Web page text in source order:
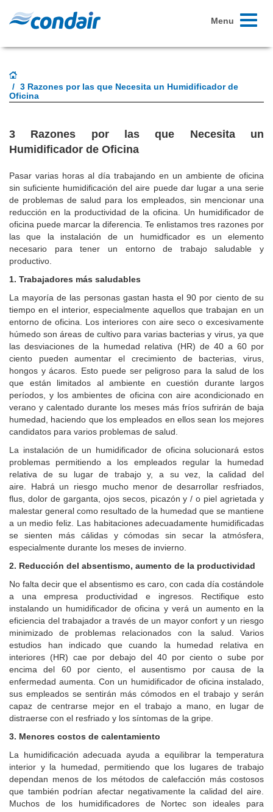
Toggle
Menu
3 Razones por las que Necesita un Humidificador de
Oficina
3 Razones por las que Necesita un
Humidificador de Oficina
Pasar varias horas al día trabajando en un ambiente de oficina
sin suficiente humidificación del aire puede dar lugar a una serie
de problemas de salud para los empleados, sin mencionar una
reducción en la productividad de la oficina. Un humidificador de
oficina puede marcar la diferencia. Te enlistamos tres razones por
las que la instalación de un humidficador es un elemento
necesario para tener un entorno de trabajo saludable y
productivo.
1. Trabajadores más saludables
La mayoría de las personas gastan hasta el 90 por ciento de su
tiempo en el interior, especialmente aquellos que trabajan en un
entorno de oficina. Los interiores con aire seco o excesivamente
húmedo son áreas de cultivo para varias bacterias y virus, ya que
las desviaciones de la humedad relativa (HR) de 40 a 60 por
ciento pueden aumentar el crecimiento de bacterias, virus,
hongos y ácaros. Esto puede ser peligroso para la salud de los
que están limitados al ambiente en cuestión durante largos
períodos, y los ambientes de oficina con aire acondicionado en
verano y calentado durante los meses más fríos sufrirán de baja
humedad, haciendo que los empleados en ellos sean los mejores
candidatos para varios problemas de salud.
La instalación de un humidificador de oficina solucionará estos
problemas permitiendo a los empleados regular la humedad
relativa de su lugar de trabajo y, a su vez, la calidad del
aire. Habrá un riesgo mucho menor de desarrollar resfriados,
flus, dolor de garganta, ojos secos, picazón y / o piel agrietada y
malestar general como resultado de la humedad que se mantiene
a un medio feliz. Las habitaciones adecuadamente humidificadas
se sienten más cálidas y cómodas sin secar la atmósfera,
especialmente durante los meses de invierno.
2. Reducción del absentismo, aumento de la productividad
No falta decir que el absentismo es caro, con cada día costándole
a una empresa productividad e ingresos. Rectifique esto
instalando un humidificador de oficina y verá un aumento en la
eficiencia del trabajador a través de un mayor confort y un riesgo
minimizado de problemas relacionados con la salud. Varios
estudios han indicado que cuando la humedad relativa en
interiores (HR) cae por debajo del 40 por ciento o sube por
encima del 60 por ciento, el ausentismo por causa de la
enfermedad aumenta. Con un humidificador de oficina instalado,
sus empleados se sentirán más cómodos en el trabajo y serán
capaz de centrarse mejor en el trabajo a mano, en lugar de
distraerse con el resfriado y los síntomas de la gripe.
3. Menores costos de calentamiento
La humidificación adecuada ayuda a equilibrar la temperatura
interior y la humedad, permitiendo que los lugares de trabajo
dependan menos de los métodos de calefacción más costosos
que también podrían afectar negativamente la calidad del aire.
Muchos de los humidificadores de Nortec son ideales para